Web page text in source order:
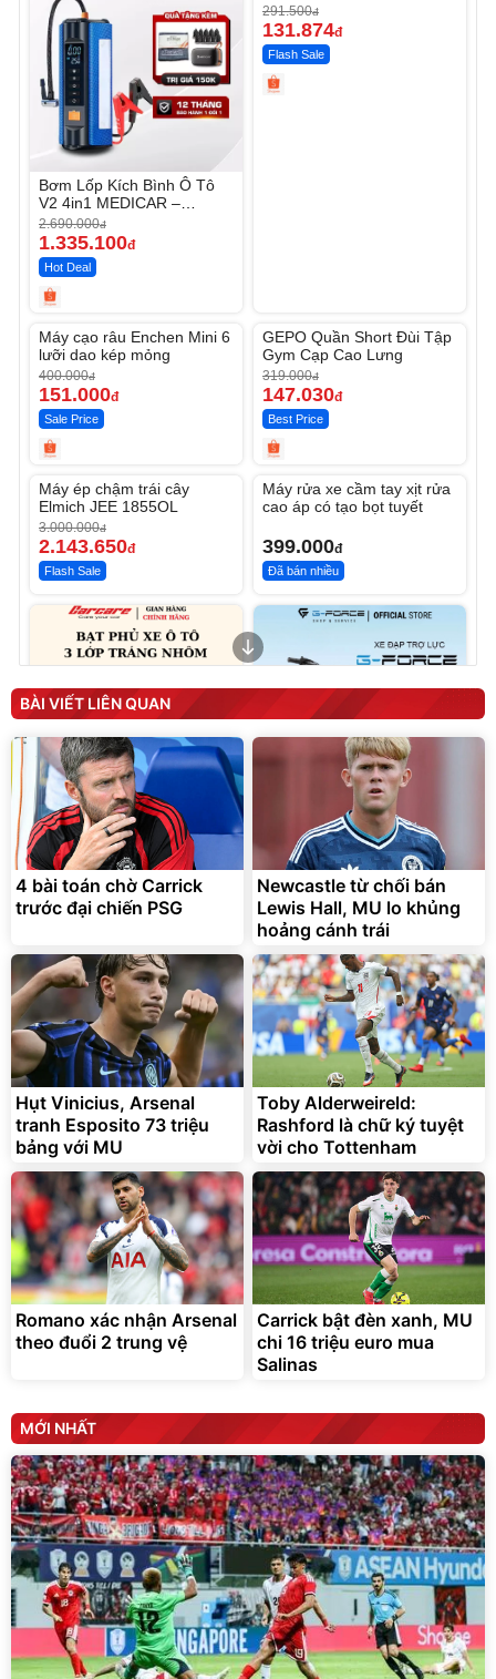
Bơm Lốp Kích Bình Ô Tô
V2 4in1 MEDICAR –
12.000mAh
2.690.000đ
1.335.100đ
Hot Deal
291.500đ
131.874đ
Flash Sale
-62%
Máy cạo râu Enchen Mini 6
lưỡi dao kép mỏng
400.000đ
151.000đ
Sale Price
-53%
GEPO Quần Short Đùi Tập
Gym Cạp Cao Lưng
319.000đ
147.030đ
Best Price
-28%
Máy ép chậm trái cây
Elmich JEE 1855OL
3.000.000đ
2.143.650đ
Flash Sale
Máy rửa xe cầm tay xịt rửa
cao áp có tạo bọt tuyết
399.000đ
Đã bán nhiều
Bạt phủ xe ô tô cao cấp,
tráng nhôm 03 lớp
392.000đ
325.000đ
Đã bán nhiều
Xe đạp điện trợ lực G-
Force C14 gấp gọn bỏ cốp
tiện lợi
9.900.000đ
7.092.000đ
Đang xem nhiều
G-FORCE VIETNA
BÀI VIẾT LIÊN QUAN
4 bài toán chờ Carrick
trước đại chiến PSG
Newcastle từ chối bán
Lewis Hall, MU lo khủng
hoảng cánh trái
Hụt Vinicius, Arsenal
tranh Esposito 73 triệu
bảng với MU
Toby Alderweireld:
Rashford là chữ ký tuyệt
vời cho Tottenham
Romano xác nhận Arsenal
theo đuổi 2 trung vệ
Carrick bật đèn xanh, MU
chi 16 triệu euro mua
Salinas
MỚI NHẤT